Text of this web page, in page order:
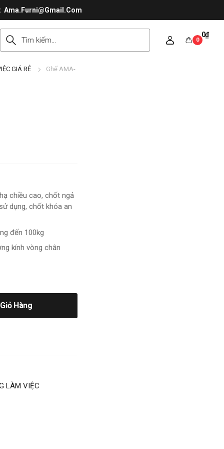
Ama.Furni@Gmail.Com
0₫
0
GIÁ RẺ Ghế AMA-
chiều cao, chốt ngả
dụng, chốt khóa an
đến 100kg
kính vòng chân
Hàng
LÀM VIỆC